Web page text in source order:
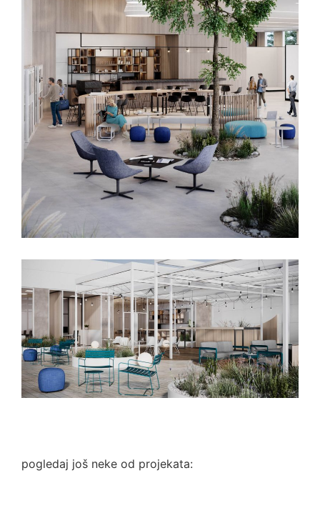
pogledaj još neke od projekata: